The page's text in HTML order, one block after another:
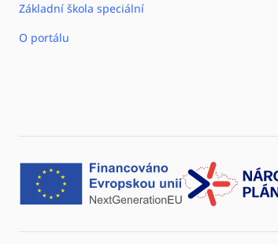
Základní škola speciální
O portálu